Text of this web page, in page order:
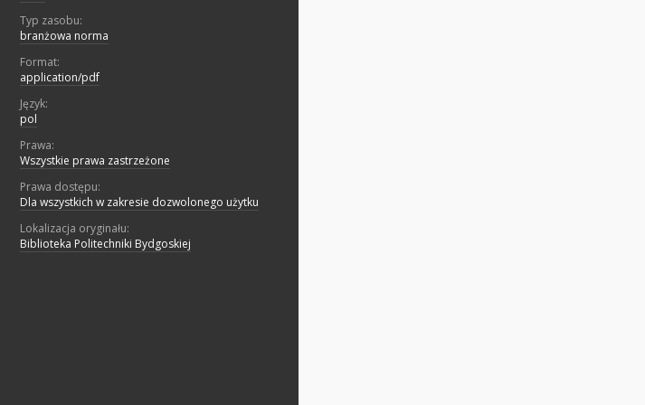
Typ zasobu:
branżowa norma
Format:
application/pdf
Język:
pol
Prawa:
Wszystkie prawa zastrzeżone
Prawa dostępu:
Dla wszystkich w zakresie dozwolonego użytku
Lokalizacja oryginału:
Biblioteka Politechniki Bydgoskiej